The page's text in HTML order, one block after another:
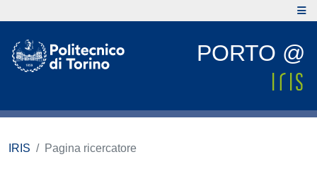
PORTO @
IRIS Pagina ricercatore